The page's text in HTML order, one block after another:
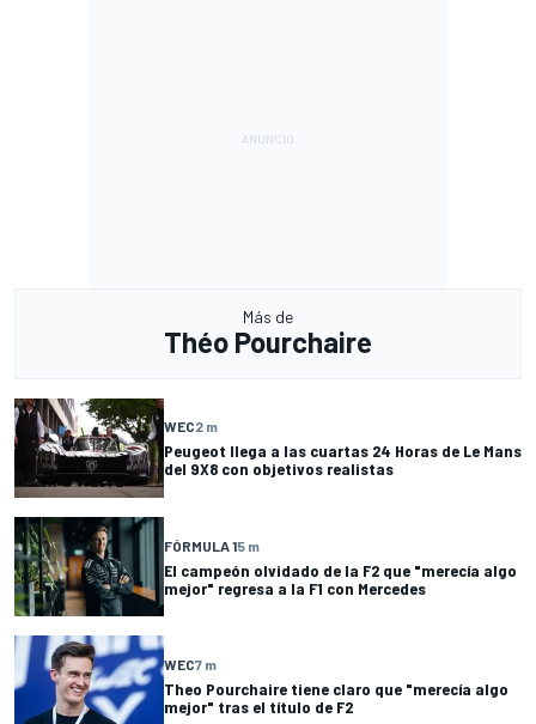
Más de
Théo Pourchaire
WEC2 m
Peugeot llega a las cuartas 24 Horas de Le Mans
del 9X8 con objetivos realistas
FÓRMULA 15 m
El campeón olvidado de la F2 que "merecía algo
mejor" regresa a la F1 con Mercedes
WEC7 m
Theo Pourchaire tiene claro que "merecía algo
mejor" tras el título de F2